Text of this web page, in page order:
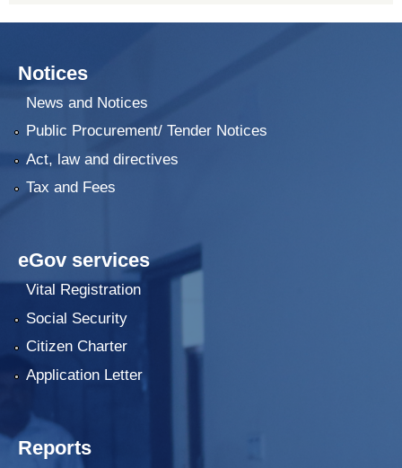
Notices
News and Notices
Public Procurement/ Tender Notices
Act, law and directives
Tax and Fees
eGov services
Vital Registration
Social Security
Citizen Charter
Application Letter
Reports